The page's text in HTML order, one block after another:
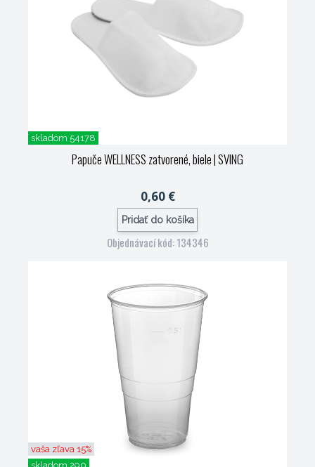
skladom 54178
Papuče WELLNESS zatvorené, biele| SVING
0,60 €
Pridať do košíka
Objednávací kód: 134346
vaša zľava 15%